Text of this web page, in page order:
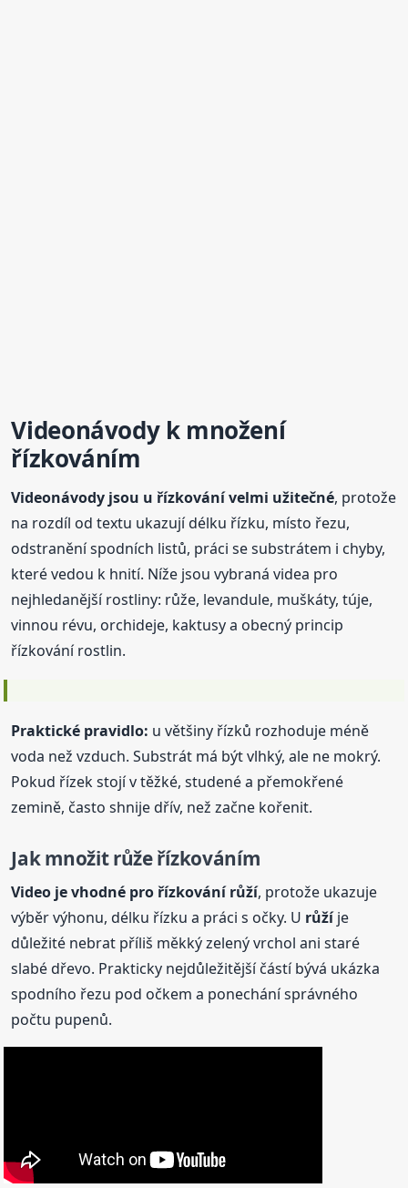
Videonávody k množení
řízkováním
Videonávody jsou u řízkování velmi užitečné, protože
na rozdíl od textu ukazují délku řízku, místo řezu,
odstranění spodních listů, práci se substrátem i chyby,
které vedou k hnití. Níže jsou vybraná videa pro
nejhledanější rostliny: růže, levandule, muškáty, túje,
vinnou révu, orchideje, kaktusy a obecný princip
řízkování rostlin.
Praktické pravidlo: u většiny řízků rozhoduje méně
voda než vzduch. Substrát má být vlhký, ale ne mokrý.
Pokud řízek stojí v těžké, studené a přemokřené
zemině, často shnije dřív, než začne kořenit.
Jak množit růžeřízkováním
Video je vhodné pro řízkovánírůží, protože ukazuje
výběr výhonu, délku řízku a práci s očky. U růžíje
důležité nebrat příliš měkký zelený vrchol ani staré
slabé dřevo. Prakticky nejdůležitější částí bývá ukázka
spodního řezu pod očkem a ponechání správného
počtu pupenů.